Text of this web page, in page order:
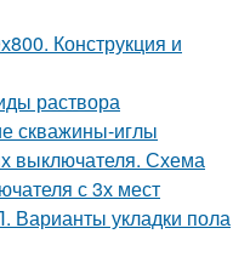
Конструкция и
раствора
скважины-иглы
выключателя. Схема
с 3х мест
Варианты укладки пола